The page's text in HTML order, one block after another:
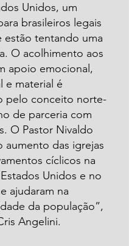
Unidos, um
brasileiros legais
estão tentando uma
O acolhimento aos
apoio emocional,
e material é
pelo conceito norte-
de parceria com
O Pastor Nivaldo
aumento das igrejas
cíclicos na
Unidos e no
ajudaram na
da população”,
Angelini.